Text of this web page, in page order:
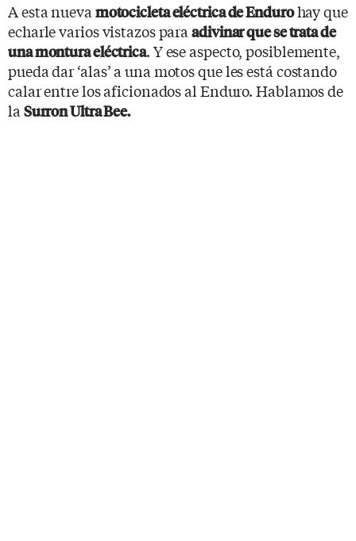
A esta nueva motocicleta eléctrica de Endurohay que
echarle varios vistazos paraadivinar que se trata de
una montura eléctrica. Y ese aspecto, posiblemente,
pueda dar ‘alas’ a una motos que les está costando
calar entre los aficionados al Enduro. Hablamos de
la Surron Ultra Bee.